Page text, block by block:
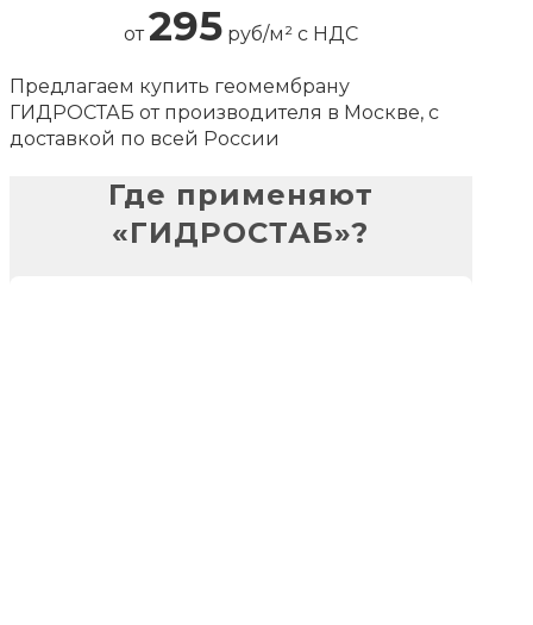
от295руб/м² с НДС
Предлагаем купить геомембрану
ГИДРОСТАБ от производителя в Москве, с
доставкой по всей России
Где применяют
«ГИДРОСТАБ»?